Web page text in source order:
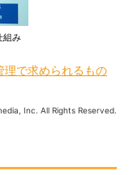
組み
理で求められるもの
Inc. All Rights Reserved.